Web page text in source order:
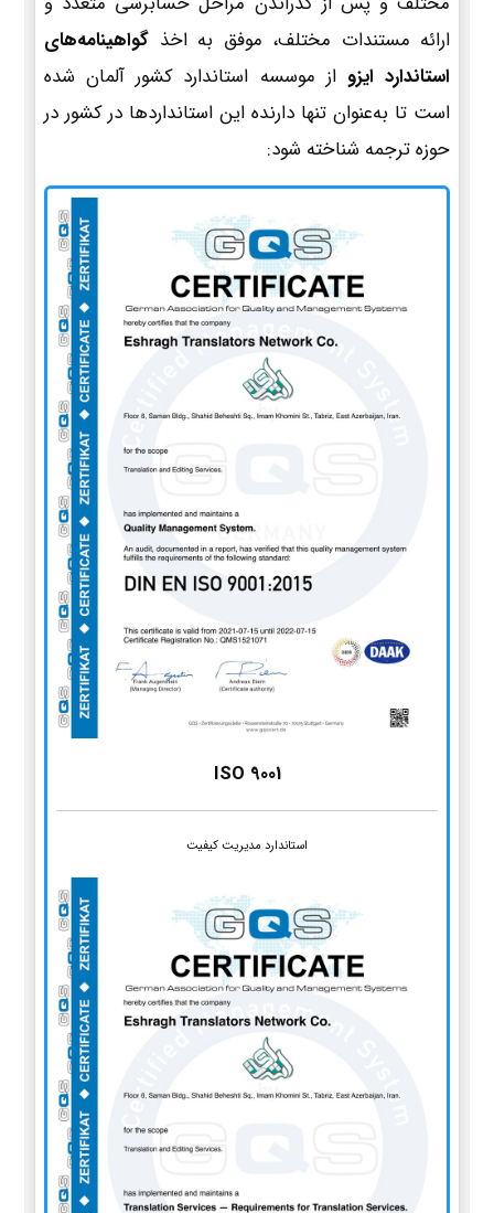
ارائه مستندات مختلف، موفق به اخذ گواهینامه‌های
استاندارد ایزو از موسسه استاندارد کشور آلمان شده
است تا به‌عنوان تنها دارنده این استانداردها در کشور در
حوزه ترجمه شناخته شود:
ISO 9001
استاندارد مدیریت کیفیت